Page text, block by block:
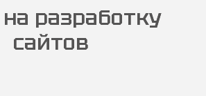
разработку
сайтов